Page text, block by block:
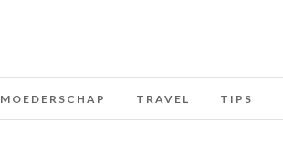
MOEDERSCHAP TRAVEL TIPS